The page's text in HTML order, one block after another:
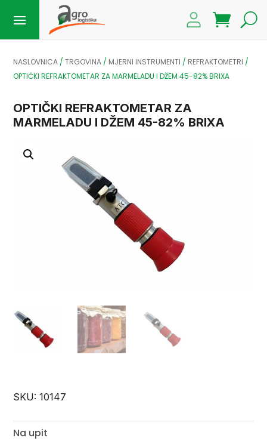
NASLOVNICA /TRGOVINA / MJERNI INSTRUMENTI / REFRAKTOMETRI /
OPTIČKI REFRAKTOMETAR ZA MARMELADU I DŽEM 45-82% BRIXA
OPTIČKI REFRAKTOMETAR ZA
MARMELADU I DŽEM 45-82% BRIXA
SKU:10147
Na upit